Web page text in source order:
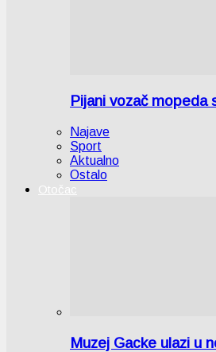
Pijani vozač
Najave
Sport
Aktualno
Ostalo
Otočac
Muzej Gacke ulazi u